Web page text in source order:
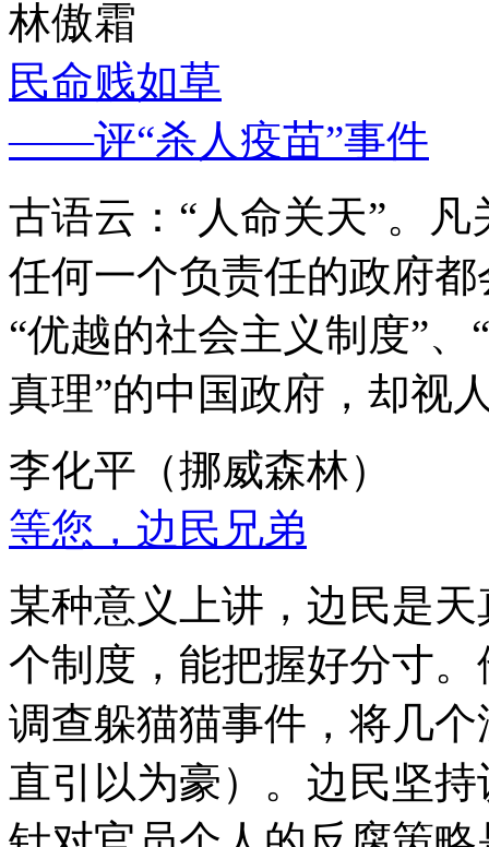
林傲霜
民命贱如草
——评“杀人疫苗”事件
古语云：“人命关天”。
任何一个负责任的政府
“优越的社会主义制度”
真理”的中国政府，却视
李化平（挪威森林）
等您，边民兄弟
某种意义上讲，边民是
个制度，能把握好分寸
调查躲猫猫事件，将几
直引以为豪）。边民坚